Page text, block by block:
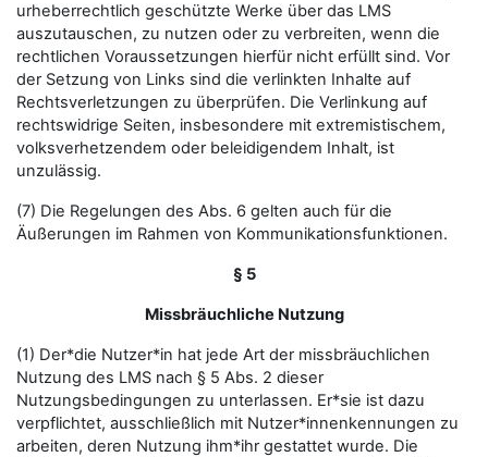
urheberrechtlich geschützte Werke über das LMS
auszutauschen, zu nutzen oder zu verbreiten, wenn die
rechtlichen Voraussetzungen hierfür nicht erfüllt sind. Vor
der Setzung von Links sind die verlinkten Inhalte auf
Rechtsverletzungen zu überprüfen. Die Verlinkung auf
rechtswidrige Seiten, insbesondere mit extremistischem,
volksverhetzendem oder beleidigendem Inhalt, ist
unzulässig.
(7) Die Regelungen des Abs. 6 gelten auch für die
Äußerungen im Rahmen von Kommunikationsfunktionen.
§ 5
Missbräuchliche Nutzung
(1) Der*die Nutzer*in hat jede Art der missbräuchlichen
Nutzung des LMS nach § 5 Abs. 2 dieser
Nutzungsbedingungen zu unterlassen. Er*sie ist dazu
verpflichtet, ausschließlich mit Nutzer*innenkennungen zu
arbeiten, deren Nutzung ihm*ihr gestattet wurde. Die